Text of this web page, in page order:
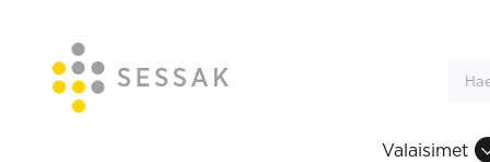
Valaisimet